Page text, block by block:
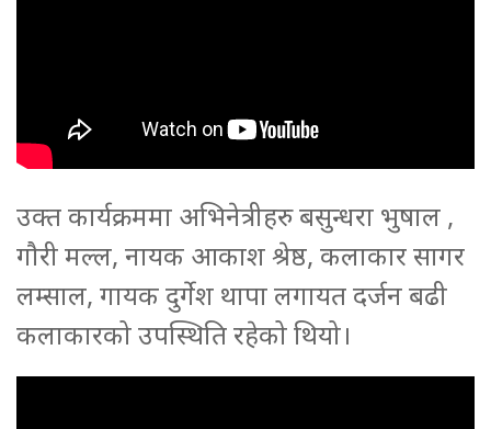
उक्त कार्यक्रममा अभिनेत्रीहरु बसुन्धरा भुषाल ,
गौरी मल्ल, नायक आकाश श्रेष्ठ, कलाकार सागर
लम्साल, गायक दुर्गेश थापा लगायत दर्जन बढी
कलाकारको उपस्थिति रहेको थियो।